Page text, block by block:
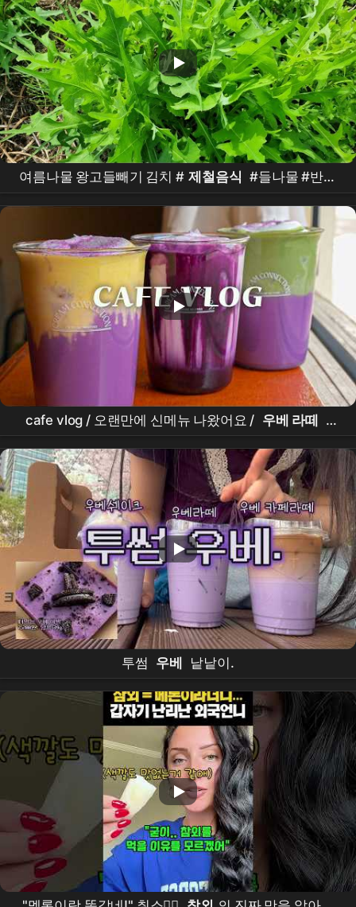
여름나물 왕고들빼기 김치 # 제철음식 #들나물 #반찬
#koreanfood
cafe vlog / 오랜만에 신메뉴 나왔어요 / 우베 라떼 /
우베 말차 / 우베 고구마 / 우베 아인슈페너 / 9년차
카페사장 브이로그 / 카페레시피 / 카페음료 / 카페메뉴
투썸 우베 낱낱이.